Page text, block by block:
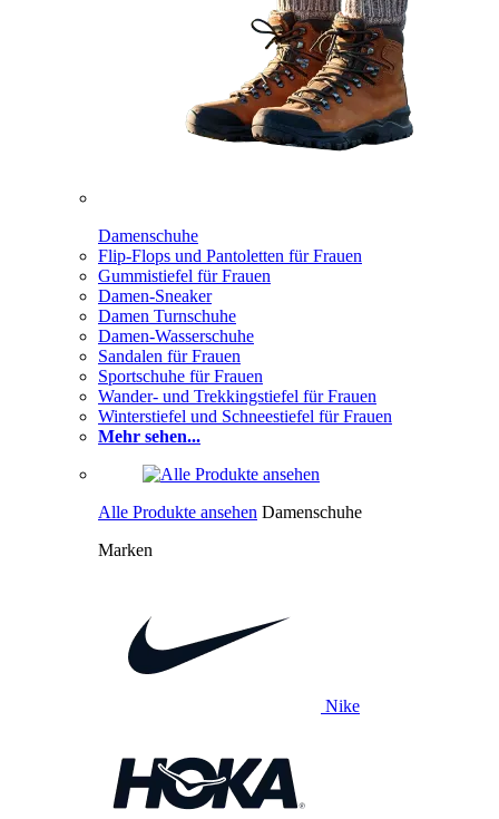
Damenschuhe
Flip-Flops und Pantoletten für Frauen
Gummistiefel für Frauen
Damen-Sneaker
Damen Turnschuhe
Damen-Wasserschuhe
Sandalen für Frauen
Sportschuhe für Frauen
Wander- und Trekkingstiefel für Frauen
Winterstiefel und Schneestiefel für Frauen
Mehr sehen...
Alle Produkte ansehen Damenschuhe
Marken
Nike